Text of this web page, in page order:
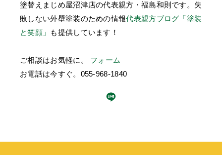
塗替えまじめ屋沼津店の代表親方・福島和則です。失
敗しない外壁塗装のための情報代表親方ブログ「塗装
と笑顔」
も提供しています！
ご相談はお気軽に。 フォーム
お電話は今すぐ。 055-968-1840